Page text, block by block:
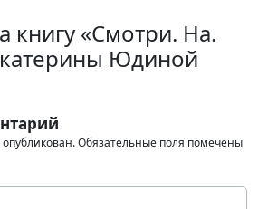
книгу «Смотри. На.
Юдиной
Обязательные поля помечены